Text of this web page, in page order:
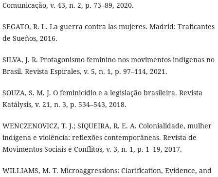
Comunicação, v. 43, n. 2, p. 73–89, 2020.
SEGATO, R. L. La guerra contra las mujeres. Madrid: Traficantes
de Sueños, 2016.
SILVA, J. R. Protagonismo feminino nos movimentos indígenas no
Brasil. Revista Espirales, v. 5, n. 1, p. 97–114, 2021.
SOUZA, S. M. J. O feminicídio e a legislação brasileira. Revista
Katálysis, v. 21, n. 3, p. 534–543, 2018.
WENCZENOVICZ, T. J.; SIQUEIRA, R. E. A. Colonialidade, mulher
indígena e violência: reflexões contemporâneas. Revista de
Movimentos Sociais e Conflitos, v. 3, n. 1, p. 1–19, 2017.
WILLIAMS, M. T. Microaggressions: Clarification, Evidence, and